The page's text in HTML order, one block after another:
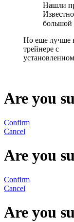
Нашли
большой
Но еще лучше
трейнере с
Are you
Confirm
Cancel
Are you
Confirm
Cancel
Are you